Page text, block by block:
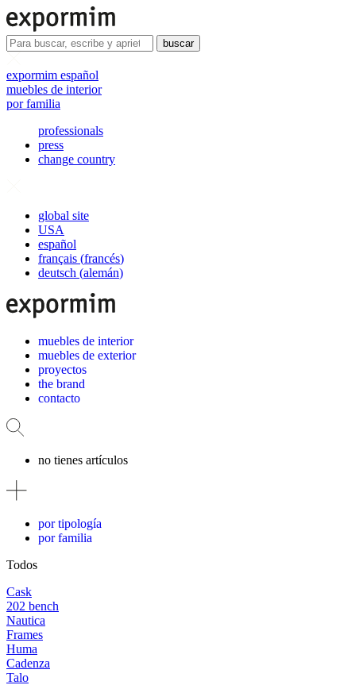
buscar
expormim español
muebles de interior
por familia
professionals
press
change country
global site
USA
español
français (francés)
deutsch (alemán)
muebles de interior
muebles de exterior
proyectos
the brand
contacto
no tienes artículos
por tipología
por familia
Todos
Cask
202 bench
Nautica
Frames
Huma
Cadenza
Talo